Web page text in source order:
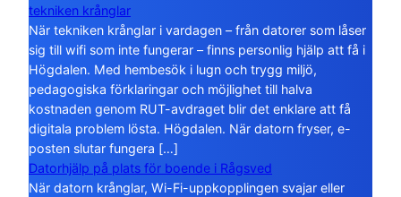
tekniken krånglar
När tekniken krånglar i vardagen – från datorer som låser
sig till wifi som inte fungerar – finns personlig hjälp att få i
Högdalen. Med hembesök i lugn och trygg miljö,
pedagogiska förklaringar och möjlighet till halva
kostnaden genom RUT-avdraget blir det enklare att få
digitala problem lösta. Högdalen. När datorn fryser, e-
posten slutar fungera […]
Datorhjälp på plats för boende i Rågsved
När datorn krånglar, Wi-Fi-uppkopplingen svajar eller